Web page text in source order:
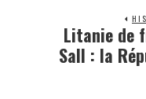
Litanie de
Sall : la